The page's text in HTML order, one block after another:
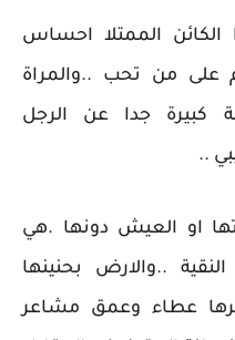
الكائن الممتلا احساس
على من تحب ..والمراة
كبيرة جدا عن الرجل
..
او العيش دونها .هي
..والارض بحنينها
عطاء وعمق مشاعر